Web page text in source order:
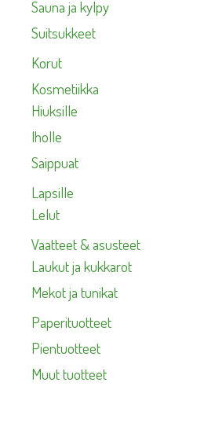
Sauna ja kylpy
Suitsukkeet
Korut
Kosmetiikka
Hiuksille
Iholle
Saippuat
Lapsille
Lelut
Vaatteet & asusteet
Laukut ja kukkarot
Mekot ja tunikat
Paperituotteet
Pientuotteet
Muut tuotteet